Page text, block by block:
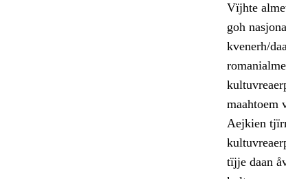
Vïjhte
goh
kvenerh/
maahtoem
Aejkien
tïjje daan